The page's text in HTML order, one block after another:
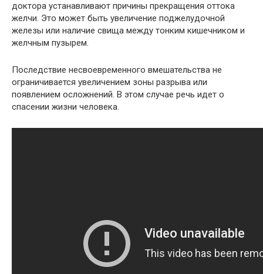
доктора устанавливают причины прекращения оттока
желчи. Это может быть увеличение поджелудочной
железы или наличие свища между тонким кишечником и
желчным пузырем.
Последствие несвоевременного вмешательства не
ограничивается увеличением зоны разрыва или
появлением осложнений. В этом случае речь идет о
спасении жизни человека.